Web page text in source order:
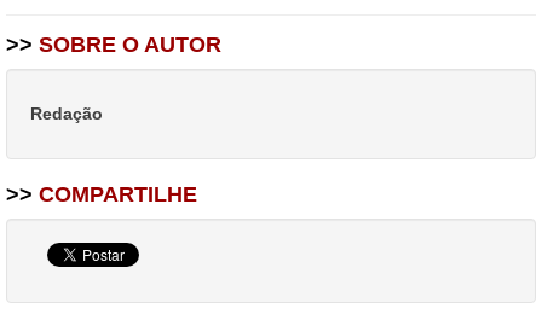
>> SOBRE O AUTOR
Redação
>> COMPARTILHE